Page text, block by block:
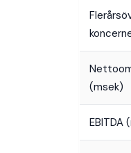
(msek)
EBITDA